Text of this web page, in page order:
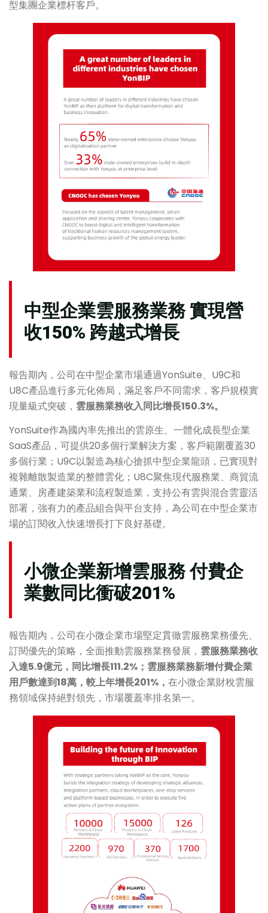
型集團企業標杆客戶。
中型企業雲服務業務 實現營
收150% 跨越式增長
報告期內，公司在中型企業市場通過YonSuite、U9C和
U8C產品進行多元化佈局，滿足客戶不同需求，客戶規模實
現量級式突破， 雲服務業務收入同比增長150.3%。
YonSuite作為國內率先推出的雲原生、一體化成長型企業
SaaS產品，可提供20多個行業解決方案，客戶範圍覆蓋30
多個行業；U9C以製造為核心搶抓中型企業龍頭，已實現對
複雜離散製造業的整體雲化；U8C聚焦現代服務業、商貿流
通業、房產建築業和流程製造業，支持公有雲與混合雲靈活
部署，強有力的產品組合與平台支持，為公司在中型企業市
場的訂閱收入快速增長打下良好基礎。
小微企業新增雲服務付費企
業數同比衝破201%
報告期內，公司在小微企業市場堅定貫徹雲服務業務優先、
訂閱優先的策略，全面推動雲服務業務發展， 雲服務業務收
入達5.9億元，同比增長111.2%；雲服務業務新增付費企業
用戶數達到18萬，較上年增長201%， 在小微企業財稅雲服
務領域保持絕對領先，市場覆蓋率排名第一。